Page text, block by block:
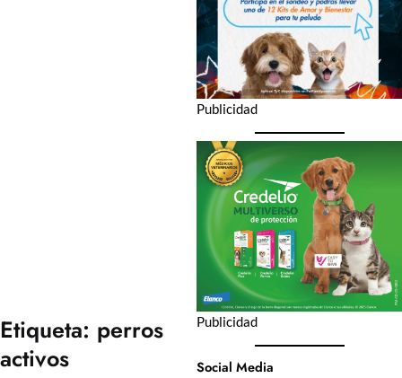
Etiqueta: perros
activos
Publicidad
Publicidad
Social Media